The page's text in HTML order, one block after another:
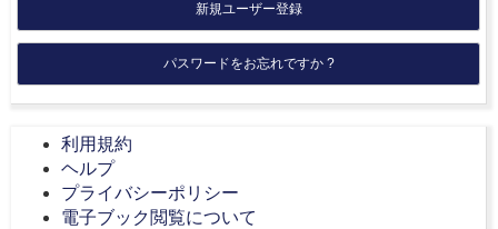
新規ユーザー登録
パスワードをお忘れですか ?
利用規約
ヘルプ
プライバシーポリシー
電子ブック閲覧について